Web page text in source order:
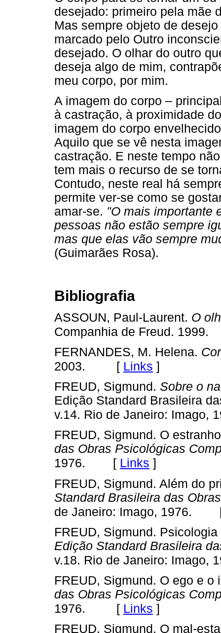
desejado: primeiro pela mãe
Mas sempre objeto de
marcado pelo Outro
desejado. O olhar do outro
deseja algo de mim,
meu corpo, por mim.
A imagem do corpo –
à castração, à proximidade
imagem do corpo
Aquilo que se vê nesta
castração. E neste tempo
tem mais o recurso de se
Contudo, neste real há
permite ver-se como se
amar-se. "O mais importante
pessoas não estão sempre
mas que elas vão sempre
(Guimarães Rosa).
Bibliografia
ASSOUN, Paul-Laurent. O
Companhia de Freud. 1999.
FERNANDES, M. Helena.
2003.
[ Links ]
FREUD, Sigmund. Sobre o
Edição Standard Brasileira
v.14. Rio de Janeiro: Imago,
FREUD, Sigmund. O
das Obras Psicológicas
1976. [ Links ]
FREUD, Sigmund. Além do
Standard Brasileira das
de Janeiro: Imago, 1976.
FREUD, Sigmund.
Edição Standard Brasileira
v.18. Rio de Janeiro: Imago,
FREUD, Sigmund. O ego e o
das Obras Psicológicas
1976.
[ Links ]
FREUD, Sigmund. O mal-